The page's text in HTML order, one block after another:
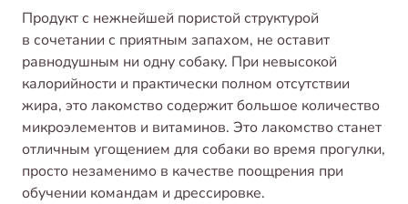
Продукт с нежнейшей пористой структурой
в сочетании с приятным запахом, не оставит
равнодушным ни одну собаку. При невысокой
калорийности и практически полном отсутствии
жира, это лакомство содержит большое количество
микроэлементов и витаминов. Это лакомство станет
отличным угощением для собаки во время прогулки,
просто незаменимо в качестве поощрения при
обучении командам и дрессировке.